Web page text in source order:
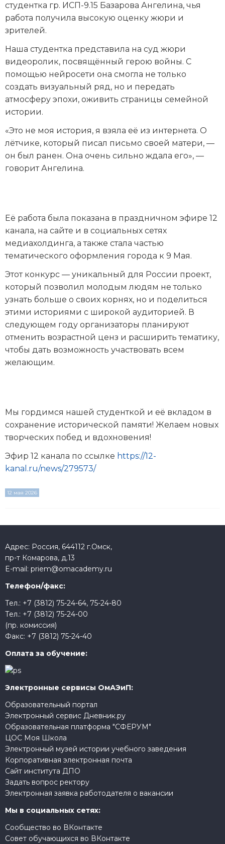
студентка гр. ИСП-9.15 Базарова Ангелина, чья
работа получила высокую оценку жюри и
зрителей.
Наша студентка представила на суд жюри
видеоролик, посвящённый герою войны. С
помощью нейросети она смогла не только
создать визуальный ряд, но и передать
атмосферу эпохи, оживить страницы семейной
истории.
«Это не моя история, я взяла её из интернета. О
лётчике, который писал письмо своей матери, —
он был ранен. Она очень сильно ждала его», —
говорит Ангелина.
Её работа была показана в праздничном эфире 12
канала, на сайте и в социальных сетях
медиахолдинга, а также стала частью
тематического оформления города к 9 Мая.
Этот конкурс — уникальный для России проект,
который позволил молодым людям не только
узнать больше о своих корнях, но и поделиться
этими историями с широкой аудиторией. В
следующем году организаторы планируют
отменить возрастной ценз и расширить тематику,
чтобы дать возможность участвовать всем
желающим.
Мы гордимся нашей студенткой и её вкладом в
сохранение исторической памяти! Желаем новых
творческих побед и вдохновения!
Эфир 12 канала по ссылке https://12-
kanal.ru/news/279573/
12 мая 2026
Адрес: Россия, 644112 г.Омск,
пр-т Комарова, д.13
E-mail: priem@omacademy.ru
Телефон/факс:
Тел.: +7 (3812) 75-24-64, 75-24-80
Тел.: +7 (3812) 75-24-00
(пр. комиссия)
Факс: +7 (3812) 75-24-40
Оплата за обучение:
Электронные сервисы ОмАЭиП:
Образовательный портал
Электронный сервис Дневник.ру
Образовательная платформа "СФЕРУМ"
ЦОС Моя Школа
Электронный музей истории учебного заведения
Корпоративная электронная почта
Сайт института ДПО
Задать вопрос ректору
Электронная заявка работодателя о вакансии
Мы в социальных сетях:
Сообщество во ВКонтакте
Совет обучающихся во ВКонтакте